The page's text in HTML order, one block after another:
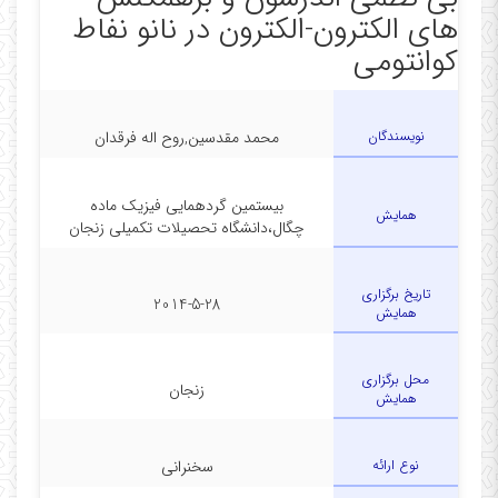
های الکترون-الکترون در نانو نفاط
کوانتومی
نویسندگان محمد مقدسین,روح اله فرقدان
همایش
بیستمین گردهمایی فیزیک ماده
چگال،دانشگاه تحصیلات تکمیلی زنجان
تاریخ برگزاری
همایش
2014-5-28
محل برگزاری
همایش
زنجان
نوع ارائه سخنرانی